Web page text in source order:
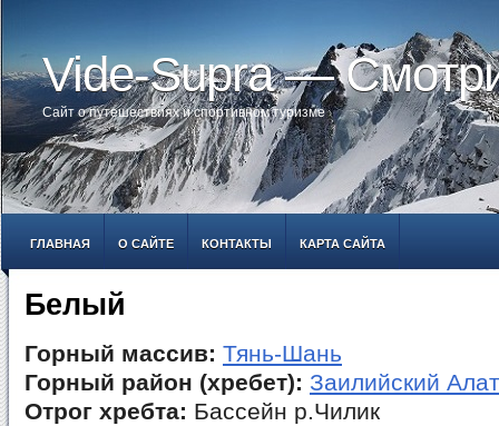
Vide-Supra —
Сайт о путешествиях и спортивном туризме
ГЛАВНАЯ О САЙТЕ КОНТАКТЫ КАРТА САЙТА
Белый
Горный массив: Тянь-Шань
Горный район (хребет): Заилийский
Отрог хребта: Бассейн р.Чилик